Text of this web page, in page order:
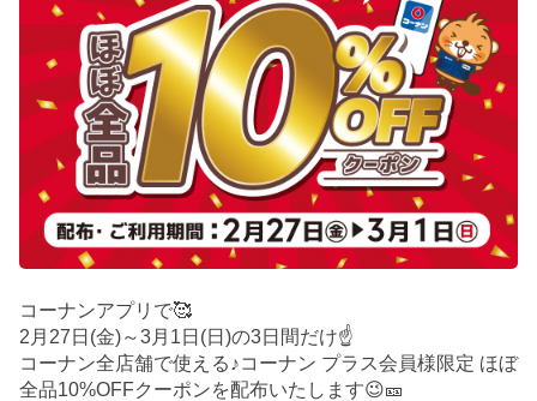
コーナンアプリで🥰
2月27日(金)～3月1日(日)の3日間だけ☝️
コーナン全店舗で使える♪コーナン プラス会員様限定 ほぼ
全品10%OFFクーポンを配布いたします😉🎫